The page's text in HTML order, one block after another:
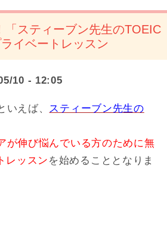
「スティーブン先生のTOEIC
イベートレッスン
10 - 12:05
いえば、 スティーブン先生の
が伸び悩んでいる方のために無
レッスン を始めることとなりま